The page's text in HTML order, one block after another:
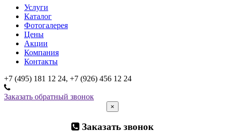
Услуги
Каталог
Фотогалерея
Цены
Акции
Компания
Контакты
+7 (495) 181 12 24, +7 (926) 456 12 24
Заказать обратный звонок
×
Заказать звонок